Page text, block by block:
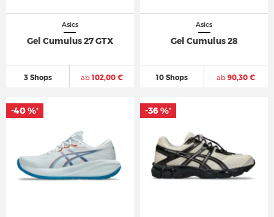
Asics
Gel Cumulus 27 GTX
3 Shops ab102,00 €
Asics
Gel Cumulus 28
10 Shops ab 90,30 €
-40 %*
-40 %* -36 %*
-36 %*